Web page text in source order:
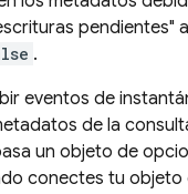
pendientes"
.
eventos de
de la
un objeto de
conectes tu objeto